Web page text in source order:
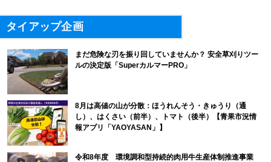
タイアップ企画
まだ危険な刃を振り回していませんか？ 安全草刈りツー
ルの決定版「SuperカルマーPRO」
8月は高値の山が分散：ほうれんそう・きゅうり（通
し）、はくさい（前半）、トマト（後半）【青果市況情
報アプリ「YAOYASAN」】
令和8年度 環境調和型持続的肉用牛生産体制推進事業